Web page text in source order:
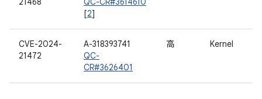
[2]
CVE-2024-
21472
A-318393741
QC-
CR#3626401
高 Kernel